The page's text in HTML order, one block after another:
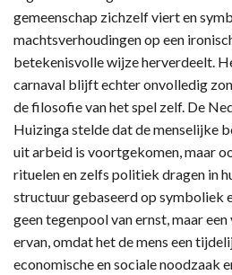
gemeenschap zichzelf viert en
machtsverhoudingen op een
betekenisvolle wijze herverdeelt.
carnaval blijft echter onvolledig
de filosofie van het spel zelf. De
Huizinga stelde dat de menselijke
uit arbeid is voortgekomen, maar
rituelen en zelfs politiek dragen in
structuur gebaseerd op symboliek
geen tegenpool van ernst, maar
ervan, omdat het de mens een
economische en sociale noodzaak